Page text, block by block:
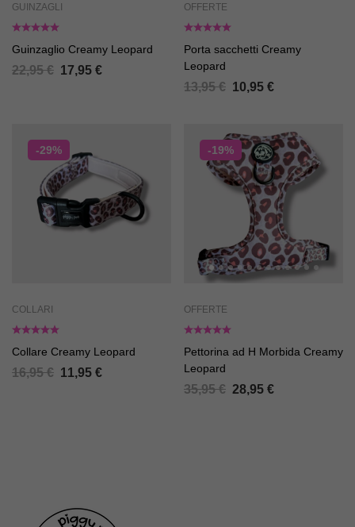
GUINZAGLI
Guinzaglio Creamy Leopard
22,95€ 17,95 €
OFFERTE
Porta sacchetti Creamy
Leopard
13,95€ 10,95 €
-29%
COLLARI
Collare Creamy Leopard
16,95€ 11,95 €
-19%
OFFERTE
Pettorina ad H Morbida Creamy
Leopard
35,95€ 28,95 €